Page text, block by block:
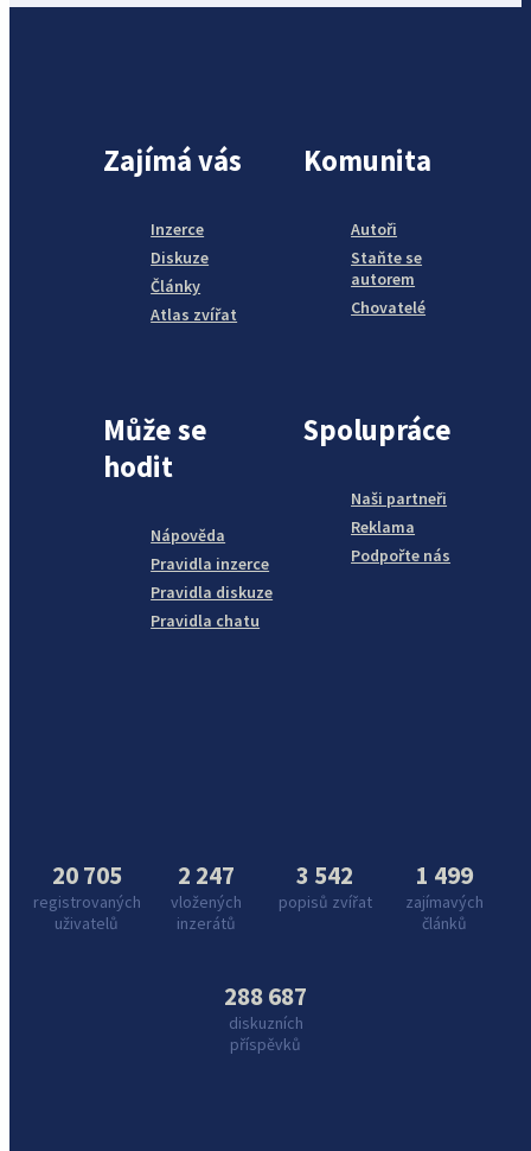
Zajímá vás
Inzerce
Diskuze
Články
Atlas zvířat
Komunita
Autoři
Staňte se
autorem
Chovatelé
Může se
hodit
Nápověda
Pravidla inzerce
Pravidla diskuze
Pravidla chatu
Spolupráce
Naši partneři
Reklama
Podpořte nás
20 705
registrovaných
uživatelů
2 247
vložených
inzerátů
3 542
popisů zvířat
1 499
zajímavých
článků
288 687
diskuzních
příspěvků